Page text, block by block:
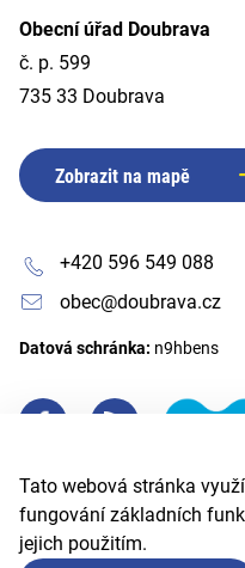
Tato webová stránka
fungování základních
jejich použitím.
Obecní úřad Doubrava
č. p. 599
735 33 Doubrava
Zobrazit na mapě
+420 596 549 088
obec@doubrava.cz
Datová schránka: n9hbens